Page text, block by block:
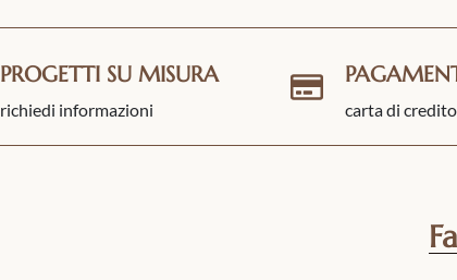
PROGETTI SU MISURA
richiedi informazioni carta di